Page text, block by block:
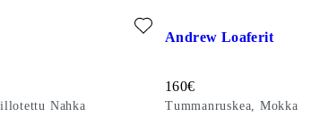
Nahka
M LOAFERIT (Tummanpunainen, Kiillotettu
Andrew Loaferit
Hinta:
160€
Tummanruskea, Mokka
Lisää suosikeihin: